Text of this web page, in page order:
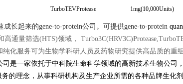
TurboTEVProtease 1mg(10,000Units)
成长起来的gene-to-protein公司。可提供gene-to-protein
通量筛选(HTS)领域，
纯化服务可为生物学科研人员及药物研究提供高品质的重
司 是一家依托于中科院生命科学领域的高新技术生物公司
的理念，从事科研机构及生产企业所需的各种品牌生化